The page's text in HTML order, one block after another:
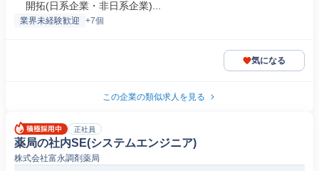
開拓(日系企業・非日系企業)...
業界未経験歓迎 +7個
気になる
この企業の類似求人を見る
正社員
薬局の社内SE(システムエンジニア)
株式会社富永調剤薬局